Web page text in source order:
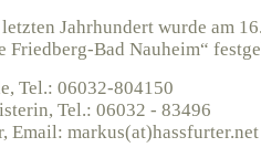
Jahrhundert wurde am
Friedberg-Bad Nauheim“
Tel.: 06032-804150
Tel.: 06032 - 83496
Email: markus(at)hassfurter.net